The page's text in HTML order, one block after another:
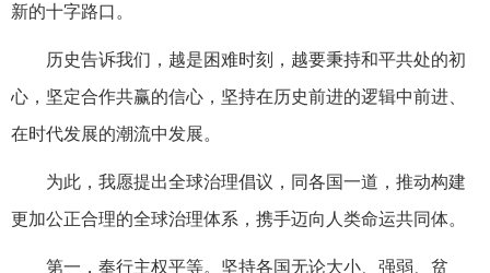
新的十字路口。
历史告诉我们，越是困难时刻，越要秉持和平共处的初
心，坚定合作共赢的信心，坚持在历史前进的逻辑中前进、
在时代发展的潮流中发展。
为此，我愿提出全球治理倡议，同各国一道，推动构建
更加公正合理的全球治理体系，携手迈向人类命运共同体。
第一，奉行主权平等。坚持各国无论大小、强弱、贫